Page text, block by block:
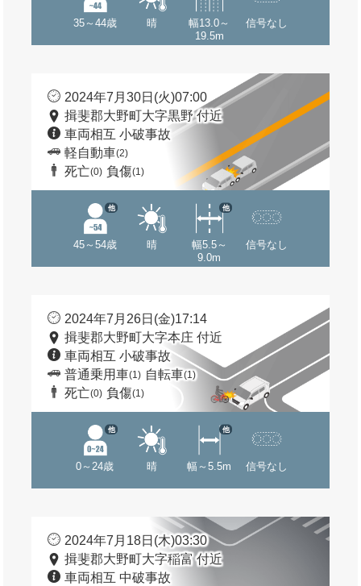
35～44歳 晴
幅13.0～
19.5m
信号なし
2024年7月30日(火)07:00
揖斐郡大野町大字黒野 付近
車両相互 小破事故
軽自動車(2)
死亡(0) 負傷(1)
45～54歳
他
晴
幅5.5～
9.0m
他
信号なし
2024年7月26日(金)17:14
揖斐郡大野町大字本庄 付近
車両相互 小破事故
普通乗用車(1) 自転車(1)
死亡(0) 負傷(1)
0～24歳
他
晴 幅～5.5m
他
信号なし
2024年7月18日(木)03:30
揖斐郡大野町大字稲富 付近
車両相互 中破事故